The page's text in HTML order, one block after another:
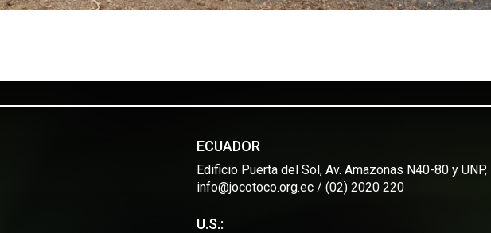
ECUADOR
Edificio Puerta del Sol, Av. Amazonas N40-80 y
info@jocotoco.org.ec / (02) 2020 220
U.S.: